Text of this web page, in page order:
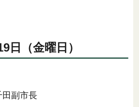
日（金曜日）
田副市長